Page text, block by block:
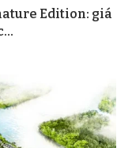
Edition: giá